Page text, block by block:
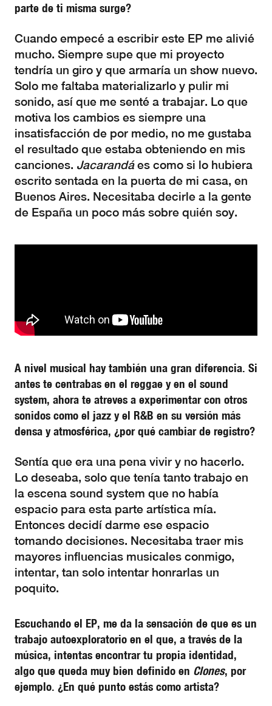
parte de ti misma surge?
Cuando empecé a escribir este EP me alivié
mucho. Siempre supe que mi proyecto
tendría un giro y que armaría un show nuevo.
Solo me faltaba materializarlo y pulir mi
sonido, así que me senté a trabajar. Lo que
motiva los cambios es siempre una
insatisfacción de por medio, no me gustaba
el resultado que estaba obteniendo en mis
canciones. Jacarandáes como si lo hubiera
escrito sentada en la puerta de mi casa, en
Buenos Aires. Necesitaba decirle a la gente
de España un poco más sobre quién soy.
A nivel musical hay también una gran diferencia. Si
antes te centrabas en el reggae y en el sound
system, ahora te atreves a experimentar con otros
sonidos como el jazz y el R&B en su versión más
densa y atmosférica, ¿por qué cambiar de registro?
Sentía que era una pena vivir y no hacerlo.
Lo deseaba, solo que tenía tanto trabajo en
la escena sound system que no había
espacio para esta parte artística mía.
Entonces decidí darme ese espacio
tomando decisiones. Necesitaba traer mis
mayores influencias musicales conmigo,
intentar, tan solo intentar honrarlas un
poquito.
Escuchando el EP, me da la sensación de que es un
trabajo autoexploratorio en el que, a través de la
música, intentas encontrar tu propia identidad,
algo que queda muy bien definido en Clones, por
ejemplo. ¿En qué punto estás como artista?